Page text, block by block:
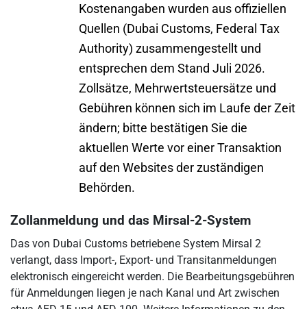
Kostenangaben wurden aus offiziellen
Quellen (Dubai Customs, Federal Tax
Authority) zusammengestellt und
entsprechen dem Stand Juli 2026.
Zollsätze, Mehrwertsteuersätze und
Gebühren können sich im Laufe der Zeit
ändern; bitte bestätigen Sie die
aktuellen Werte vor einer Transaktion
auf den Websites der zuständigen
Behörden.
Zollanmeldung und das Mirsal-2-System
Das von Dubai Customs betriebene System Mirsal 2
verlangt, dass Import-, Export- und Transitanmeldungen
elektronisch eingereicht werden. Die Bearbeitungsgebühren
für Anmeldungen liegen je nach Kanal und Art zwischen